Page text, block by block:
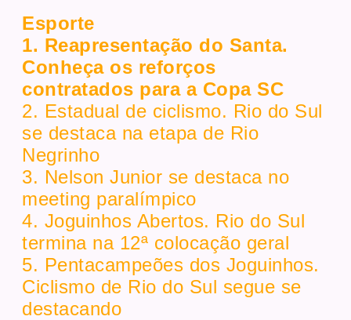
Esporte
1. Reapresentação do Santa.
Conheça os reforços
contratados para a Copa SC
2. Estadual de ciclismo. Rio do Sul
se destaca na etapa de Rio
Negrinho
3. Nelson Junior se destaca no
meeting paralímpico
4. Joguinhos Abertos. Rio do Sul
termina na 12ª colocação geral
5. Pentacampeões dos Joguinhos.
Ciclismo de Rio do Sul segue se
destacando